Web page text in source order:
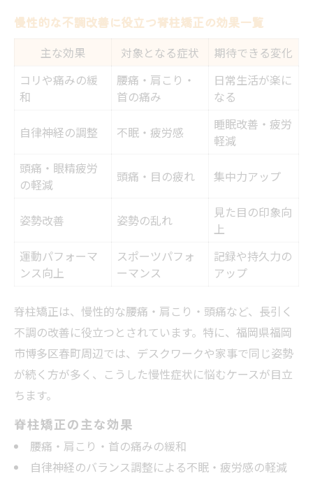
慢性的な不調改善に役立つ脊柱矯正の効果一覧
主な効果 対象となる症状
期待できる変化
コリや痛みの緩
和
腰痛・肩こり・
首の痛み
日常生活が楽に
なる
自律神経の調整 不眠・疲労感
睡眠改善・疲労
軽減
頭痛・眼精疲労
の軽減
頭痛・目の疲れ 集中力アップ
姿勢改善 姿勢の乱れ
見た目の印象向
上
運動パフォーマ
ンス向上
スポーツパフォ
ーマンス
記録や持久力の
アップ
脊柱矯正は、慢性的な腰痛・肩こり・頭痛など、長引く
不調の改善に役立つとされています。特に、福岡県福岡
市博多区春町周辺では、デスクワークや家事で同じ姿勢
が続く方が多く、こうした慢性症状に悩むケースが目立
ちます。
脊柱矯正の主な効果
腰痛・肩こり・首の痛みの緩和
自律神経のバランス調整による不眠・疲労感の軽減